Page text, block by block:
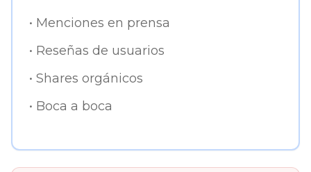
• Menciones en prensa
• Reseñas de usuarios
• Shares orgánicos
• Boca a boca